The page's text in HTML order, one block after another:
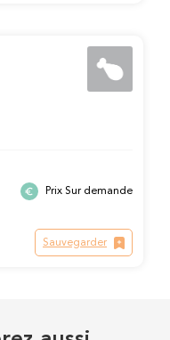
Prix Sur demande
Sauvegarder